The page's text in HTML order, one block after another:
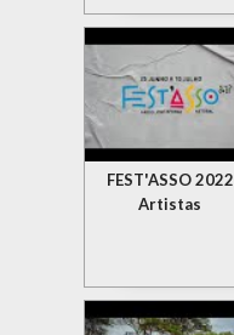
FEST'ASSO 2022
Artistas